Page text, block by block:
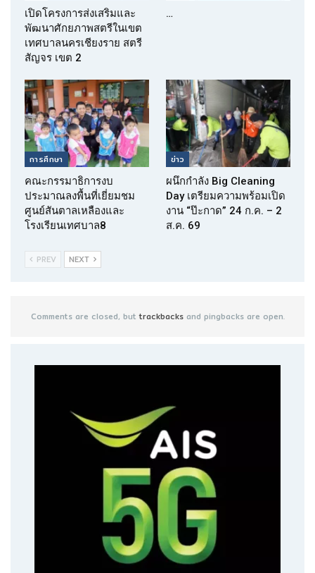
เปิดโครงการส่งเสริมและ
พัฒนาศักยภาพสตรีในเขต
เทศบาลนครเชียงราย สตรี
สัญจร เขต 2
…
การศึกษา
คณะกรรมาธิการงบ
ประมาณลงพื้นที่เยี่ยมชม
ศูนย์สันตาลเหลืองและ
โรงเรียนเทศบาล8
ข่าว
ผนึกกำลัง Big Cleaning
Day เตรียมความพร้อมเปิด
งาน “ป๊ะกาด” 24 ก.ค. – 2
ส.ค. 69
PREV NEXT
Comments are closed, buttrackbacksand pingbacks are open.